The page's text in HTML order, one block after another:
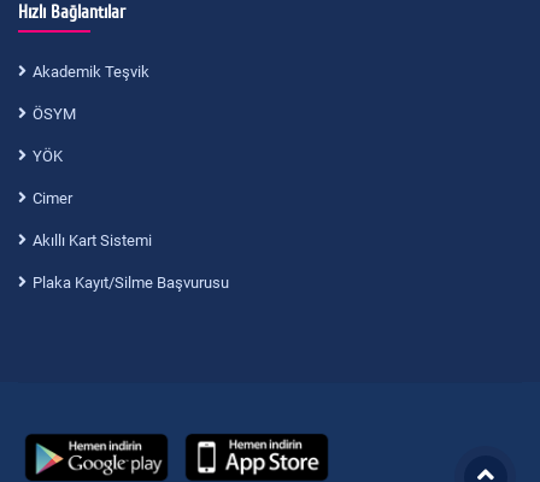
Hızlı Bağlantılar
Akademik Teşvik
ÖSYM
YÖK
Cimer
Akıllı Kart Sistemi
Plaka Kayıt/Silme Başvurusu